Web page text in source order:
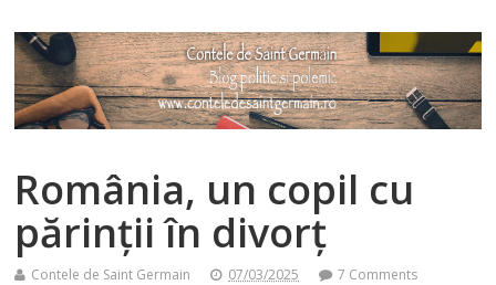
România, un copil cu
părinţii în divorţ
Contele de Saint Germain 07/03/2025 7 Comments